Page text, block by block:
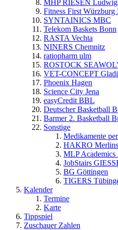
MHP RIESEN
Fitness First Würzburg
SYNTAINICS MBC
Telekom Baskets Bonn
RASTA Vechta
NINERS Chemnitz
ratiopharm ulm
ROSTOCK
VET-CONCEPT
Phoenix Hagen
Science City Jena
easyCredit BBL
Deutscher Basketball
Barmer 2. Basketball
Sonstige
Medikamente
HAKRO
MLP Academics
JobStairs
BG Göttingen
TIGERS
Kalender
Termine
Karte
Tippspiel
Zuschauer Zahlen